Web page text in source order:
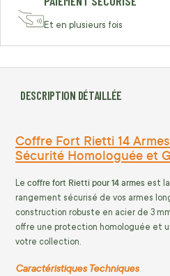
Et en plusieurs fois
DESCRIPTION DÉTAILLÉE
Coffre Fort Rietti 14
Sécurité Homologuée et
Le coffre fort Rietti pour 14 armes est
rangement sécurisé de vos armes
construction robuste en acier de 3
offre une protection homologuée et
votre collection.
Caractéristiques Techniques